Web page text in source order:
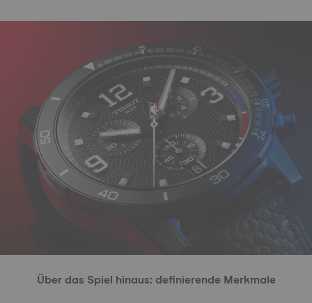
Über das Spiel hinaus: definierende Merkmale